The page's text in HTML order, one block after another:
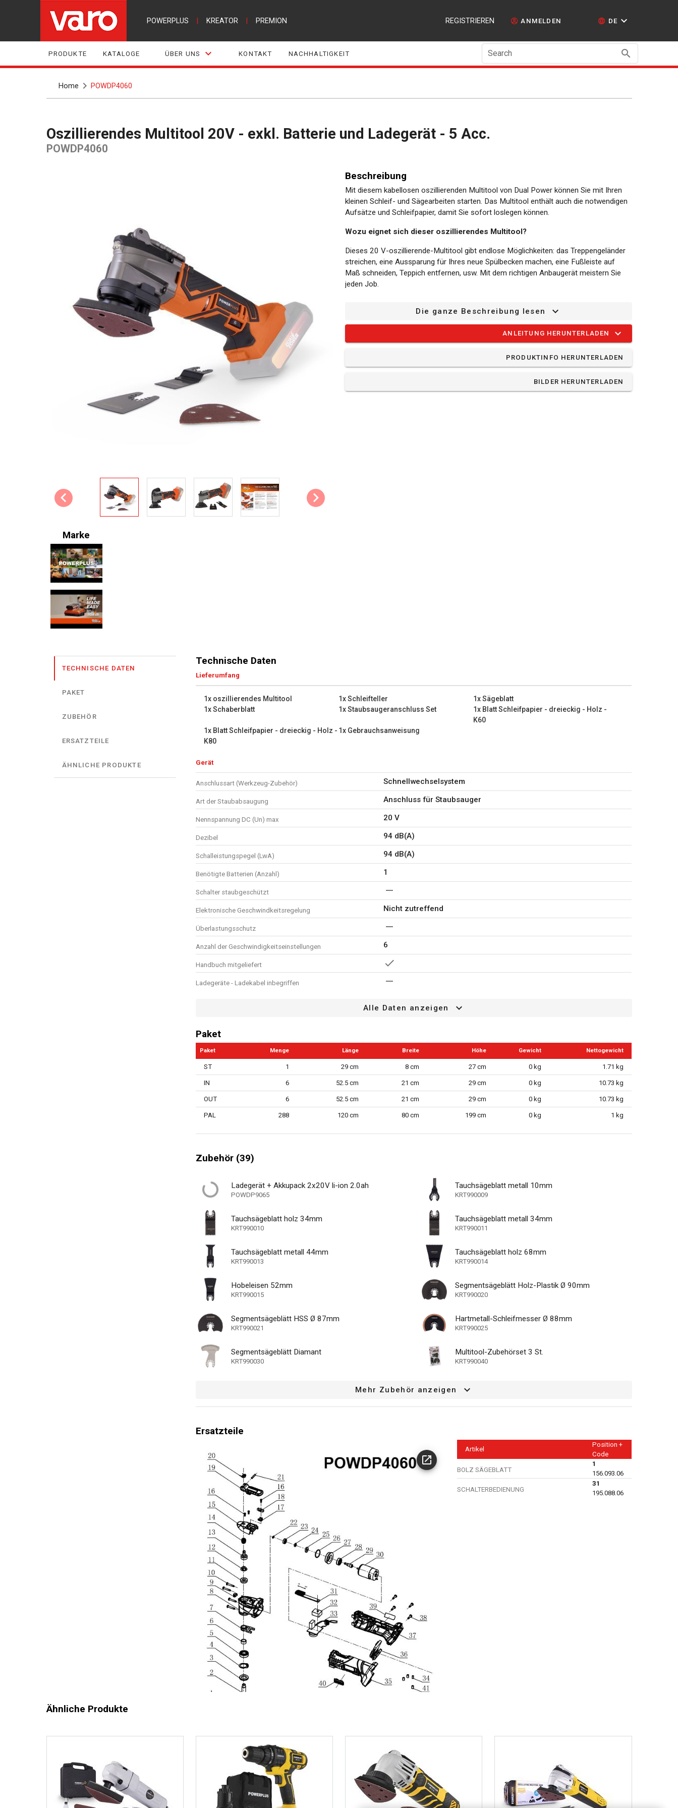
POWERPLUS KREATOR PREMION REGISTRIEREN ANMELDEN DE
PRODUKTE KATALOGE ÜBER UNS KONTAKT NACHHALTIGKEIT Search
Home POWDP4060
Oszillierendes Multitool 20V - exkl. Batterie und Ladegerät - 5 Acc.
POWDP4060
Marke
Beschreibung
Mit diesem kabellosen oszillierenden Multitool von Dual Power können Sie mit Ihren
kleinen Schleif- und Sägearbeiten starten. Das Multitool enthält auch die notwendigen
Aufsätze und Schleifpapier, damit Sie sofort loslegen können.
Wozu eignet sich dieser oszillierendes Multitool?
Dieses 20 V-oszillierende-Multitool gibt endlose Möglichkeiten: das Treppengeländer
streichen, eine Aussparung für Ihres neue Spülbecken machen, eine Fußleiste auf
Maß schneiden, Teppich entfernen, usw. Mit dem richtigen Anbaugerät meistern Sie
jeden Job.
kompatibel mit dem gesamten Dual Power Sortiment.
Die Vorteile dieser oszillierendes Multitool:
Schnelle Entriegelung: Dank der schnellen Entriegelung wechseln Sie schnell und
1x Staubsaugeranschluss Set
1x Blatt Schleifpapier - dreieckig - Holz - K60
1x Blatt Schleifpapier - dreieckig - Holz - K80
Die ganze Beschreibung lesen
ANLEITUNG HERUNTERLADEN
PRODUKTINFO HERUNTERLADEN
BILDER HERUNTERLADEN
TECHNISCHE DATEN
PAKET
ZUBEHÖR
ERSATZTEILE
ÄHNLICHE PRODUKTE
Technische Daten
Lieferumfang
1x oszillierendes Multitool 1x Schleifteller
1x Sägeblatt
1x Schaberblatt
1x Staubsaugeranschluss Set
1x Blatt Schleifpapier - dreieckig - Holz -
K60
1x Blatt Schleifpapier - dreieckig - Holz -
K80
1x Gebrauchsanweisung
Gerät
Anschlussart (Werkzeug-Zubehör) Schnellwechselsystem
Art der Staubabsaugung Anschluss für Staubsauger
Nennspannung DC (Un) max 20 V
Dezibel 94 dB(A)
Schalleistungspegel (LwA) 94 dB(A)
Benötigte Batterien (Anzahl) 1
Schalter staubgeschützt
Elektronische Geschwindkeitsregelung Nicht zutreffend
Überlastungsschutz
Anzahl der Geschwindigkeitseinstellungen 6
Handbuch mitgeliefert
Ladegeräte - Ladekabel inbegriffen
Batteriestandsanzeige
Luftmenge der Staubabsaugung
Soft Start
Max. Bewegungen
Min. Bewegungen
Alle Daten anzeigen
Paket
Paket Menge Länge Breite Höhe Gewicht Nettogewicht
ST 1 29 cm 8 cm 27 cm 0 kg 1.71 kg
IN 6 52.5 cm 21 cm 29 cm 0 kg 10.73 kg
OUT 6 52.5 cm 21 cm 29 cm 0 kg 10.73 kg
PAL 288 120 cm 80 cm 199 cm 0 kg 1 kg
Zubehör (39)
Ladegerät + Akkupack 2x20V li-ion 2.0ah
POWDP9065
Tauchsägeblatt metall 10mm
KRT990009
Tauchsägeblatt holz 34mm
KRT990010
Tauchsägeblatt metall 34mm
KRT990011
Tauchsägeblatt metall 44mm
KRT990013
Tauchsägeblatt holz 68mm
KRT990014
Hobeleisen 52mm
KRT990015
Segmentsägeblätt Holz-Plastik Ø 90mm
KRT990020
Segmentsägeblätt HSS Ø 87mm
KRT990021
Hartmetall-Schleifmesser Ø 88mm
KRT990025
Segmentsägeblätt Diamant
KRT990030
Multitool-Zubehörset 3 St.
KRT990040
Mehr Zubehör anzeigen
Ersatzteile
Artikel
Position +
Code
BOLZ SÄGEBLATT
1
156.093.06
SCHALTERBEDIENUNG
31
195.088.06
Ähnliche Produkte